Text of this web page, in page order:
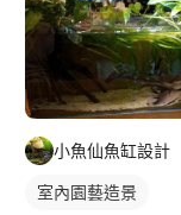
小魚仙魚缸設計
室內園藝造景